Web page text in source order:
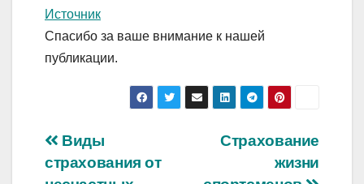
Источник
Спасибо за ваше внимание к нашей
публикации.
Навигация
Страхование
жизни
Виды
страхования от